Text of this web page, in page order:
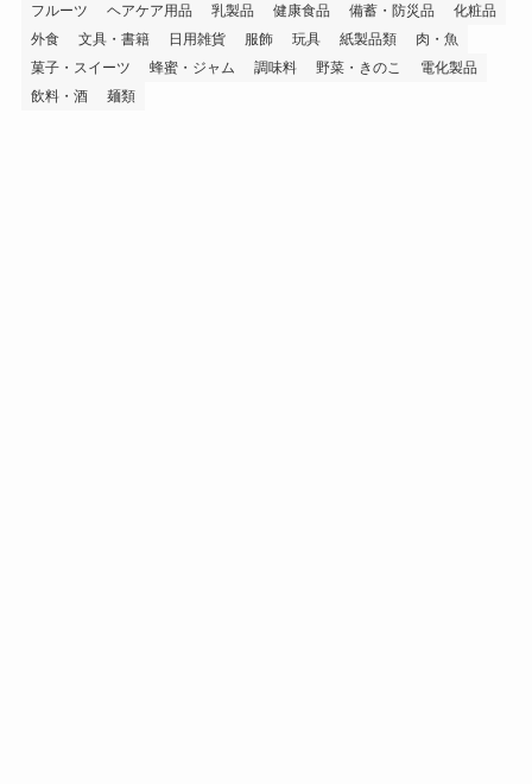
フルーツ
ヘアケア用品 乳製品 健康食品 備蓄・防災品
化粧品
外食
文具・書籍 日用雑貨 服飾 玩具 紙製品類
肉・魚
菓子・スイーツ
蜂蜜・ジャム 調味料 野菜・きのこ
電化製品
飲料・酒
麺類